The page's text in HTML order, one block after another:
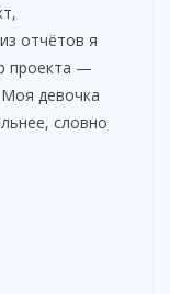
отчётов я
проекта —
девочка
словно